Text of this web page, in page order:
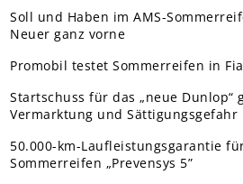
Soll und Haben im AMS-
Neuer ganz vorne
Promobil testet Sommerreifen in
Startschuss für das „neue Dunlop“
Vermarktung und Sättigungsgefahr
50.000-km-Laufleistungsgarantie
Sommerreifen „Prevensys 5”